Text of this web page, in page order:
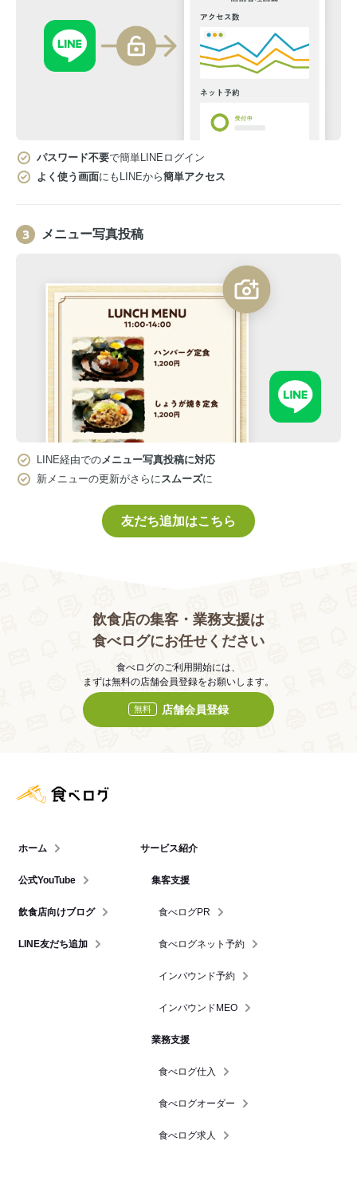
パスワード不要で簡単LINEログイン
よく使う画面にもLINEから簡単アクセス
メニュー写真投稿
LINE経由でのメニュー写真投稿に対応
新メニューの更新がさらにスムーズに
友だち追加はこちら
飲食店の集客・業務支援は
食べログにお任せください
食べログのご利用開始には、
まずは無料の店舗会員登録をお願いします。
無料 店舗会員登録
ホーム
公式YouTube
飲食店向けブログ
LINE友だち追加
サービス紹介
集客支援
食べログPR
食べログネット予約
インバウンド予約
インバウンドMEO
業務支援
食べログ仕入
食べログオーダー
食べログ求人